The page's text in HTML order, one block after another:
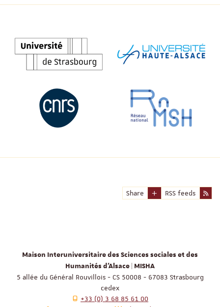
Share RSS feeds
Maison Interuniversitaire des Sciences sociales et des
Humanités d'Alsace | MISHA
5 allée du Général Rouvillois - CS 50008 - 67083 Strasbourg
cedex
+33 (0) 3 68 85 61 00